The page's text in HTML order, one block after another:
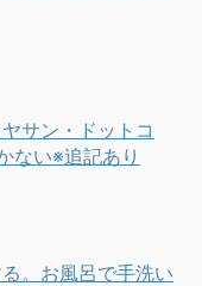
サン・ドットコ
ない※追記あり
。お風呂で手洗い